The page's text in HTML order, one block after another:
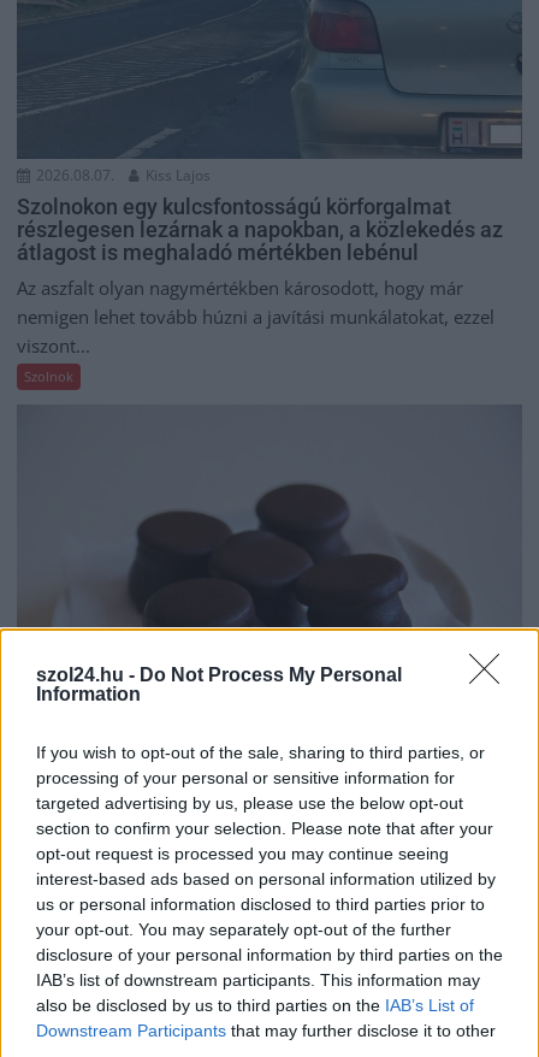
szol24.hu - Do Not Process My Personal
Information
If you wish to opt-out of the sale, sharing to third parties, or
processing of your personal or sensitive information for
targeted advertising by us, please use the below opt-out
section to confirm your selection. Please note that after your
opt-out request is processed you may continue seeing
interest-based ads based on personal information utilized by
us or personal information disclosed to third parties prior to
your opt-out. You may separately opt-out of the further
disclosure of your personal information by third parties on the
IAB’s list of downstream participants. This information may
also be disclosed by us to third parties on the IAB’s List of
Downstream Participants that may further disclose it to other
2026.08.07. Kiss Lajos
Szolnokon egy kulcsfontosságú körforgalmat
részlegesen lezárnak a napokban, a közlekedés az
átlagost is meghaladó mértékben lebénul
Az aszfalt olyan nagymértékben károsodott, hogy már
nemigen lehet tovább húzni a javítási munkálatokat, ezzel
viszont...
Szolnok
2026.08.07. Farkas András
Ön szerint hogy készül a hamisítatlan szolnoki
habos isler?
Igazi retró klasszikus desszert, amelyet generációk óta
szeretnek, és amelyet sokan ma is próbálnak otthon
újraalkotni....
Szolnok